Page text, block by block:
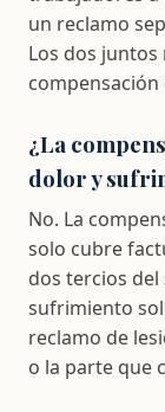
un reclamo
Los dos
¿La
dolor y
No. La
solo cubre
dos tercios
sufrimiento
reclamo de
o la parte que